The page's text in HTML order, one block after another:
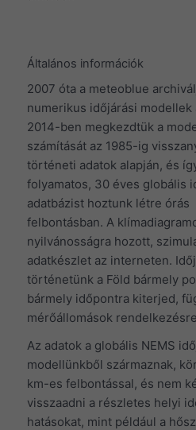
Általános információk
2007 óta a meteoblue
numerikus időjárási modellek
2014-ben megkezdtük a
számítását az 1985-ig
történeti adatok alapján, és
folyamatos, 30 éves globális
adatbázist hoztunk létre órás
felbontásban. A
nyilvánosságra hozott,
adatkészlet az interneten.
történetünk a Föld bármely
bármely időpontra kiterjed,
mérőállomások
Az adatok a globális NEMS
modellünkből származnak,
km-es felbontással, és nem
visszaadni a részletes helyi
hatásokat, mint például a